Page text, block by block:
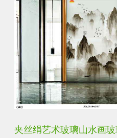
水默意境水墨山水画玻璃